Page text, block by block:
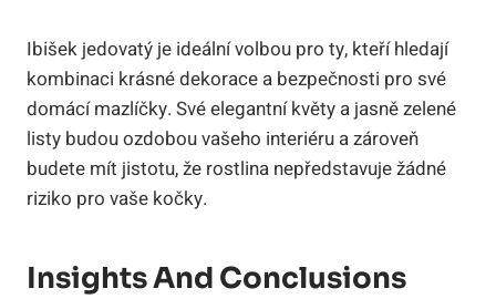
Ibišek jedovatý je ideální volbou pro ty, kteří hledají
kombinaci krásné dekorace a bezpečnosti pro své
domácí mazlíčky. Své elegantní květy a jasně zelené
listy budou ozdobou vašeho interiéru a zároveň
budete mít jistotu, že rostlina nepředstavuje žádné
riziko pro vaše kočky.
Insights And Conclusions